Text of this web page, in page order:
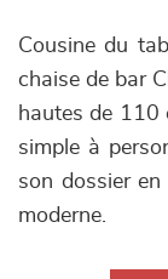
Cousine du
chaise de bar
hautes de 110
simple à
son dossier
moderne.